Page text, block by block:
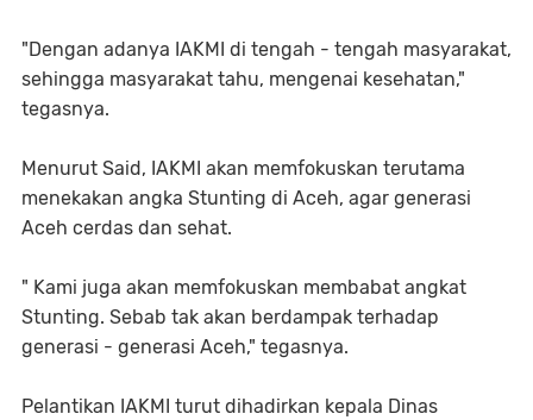
"Dengan adanya IAKMI di tengah - tengah masyarakat,
sehingga masyarakat tahu, mengenai kesehatan,"
tegasnya.
Menurut Said, IAKMI akan memfokuskan terutama
menekakan angka Stunting di Aceh, agar generasi
Aceh cerdas dan sehat.
" Kami juga akan memfokuskan membabat angkat
Stunting. Sebab tak akan berdampak terhadap
generasi - generasi Aceh," tegasnya.
Pelantikan IAKMI turut dihadirkan kepala Dinas